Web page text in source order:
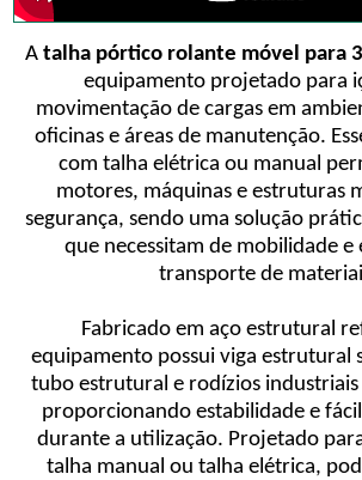
A talha pórtico rolante móvel para
equipamento projetado para
movimentação de cargas em
oficinas e áreas de manutenção.
com talha elétrica ou manual
motores, máquinas e estruturas
segurança, sendo uma solução
que necessitam de mobilidade e
transporte de
Fabricado em aço estrutural
equipamento possui viga estrutural
tubo estrutural e rodízios industriais
proporcionando estabilidade e
durante a utilização. Projetado
talha manual ou talha elétrica,